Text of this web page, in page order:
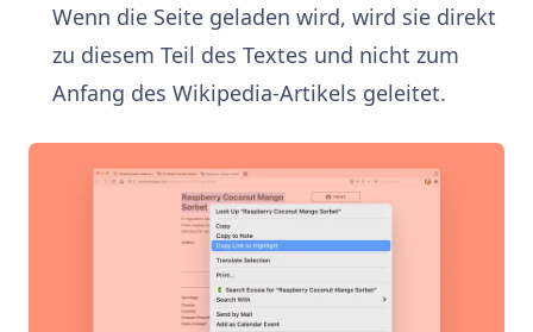
Wenn die Seite geladen wird, wird sie direkt
zu diesem Teil des Textes und nicht zum
Anfang des Wikipedia-Artikels geleitet.